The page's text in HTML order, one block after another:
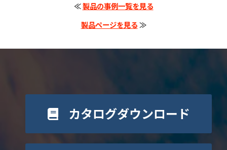
≪製品の事例一覧を見る
製品ページを見る≫
カタログダウンロード